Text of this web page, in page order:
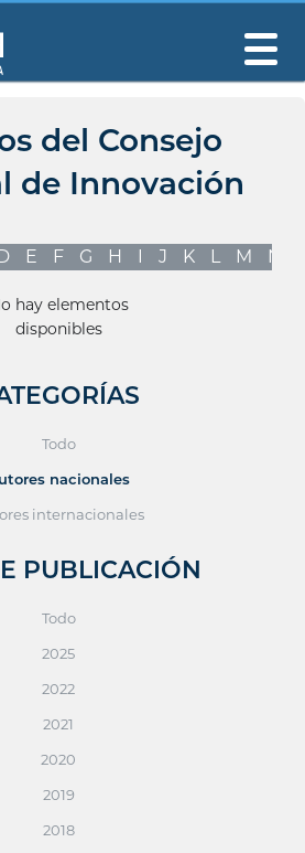
del Consejo
de Innovación
E F G H I J K L M N
hay elementos
disponibles
Todo
nacionales
internacionales
PUBLICACIÓN
Todo
2025
2022
2021
2020
2019
2018